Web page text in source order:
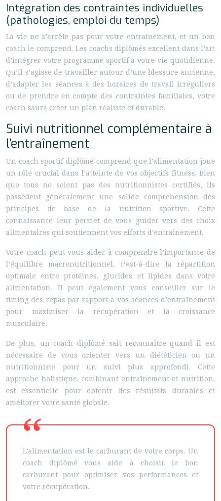
Intégration des contraintes individuelles
(pathologies, emploi du temps)
La vie ne s’arrête pas pour votre entraînement, et un bon
coach le comprend. Les coachs diplômés excellent dans l’art
d’intégrer votre programme sportif à votre vie quotidienne.
Qu’il s’agisse de travailler autour d’une blessure ancienne,
d’adapter les séances à des horaires de travail irréguliers
ou de prendre en compte des contraintes familiales, votre
coach saura créer un plan réaliste et durable.
Suivi nutritionnel complémentaire à
l’entraînement
Un coach sportif diplômé comprend que l’alimentation joue
un rôle crucial dans l’atteinte de vos objectifs fitness. Bien
que tous ne soient pas des nutritionnistes certifiés, ils
possèdent généralement une solide compréhension des
principes de base de la nutrition sportive. Cette
connaissance leur permet de vous guider vers des choix
alimentaires qui soutiennent vos efforts d’entraînement.
Votre coach peut vous aider à comprendre l’importance de
l’équilibre macronutritionnel, c’est-à-dire la répartition
optimale entre protéines, glucides et lipides dans votre
alimentation. Il peut également vous conseiller sur le
timing des repas par rapport à vos séances d’entraînement
pour maximiser la récupération et la croissance
musculaire.
De plus, un coach diplômé sait reconnaître quand il est
nécessaire de vous orienter vers un diététicien ou un
nutritionniste pour un suivi plus approfondi. Cette
approche holistique, combinant entraînement et nutrition,
est essentielle pour obtenir des résultats durables et
améliorer votre santé globale.
L’alimentation est le carburant de votre corps. Un
coach diplômé vous aide à choisir le bon
carburant pour optimiser vos performances et
votre récupération.